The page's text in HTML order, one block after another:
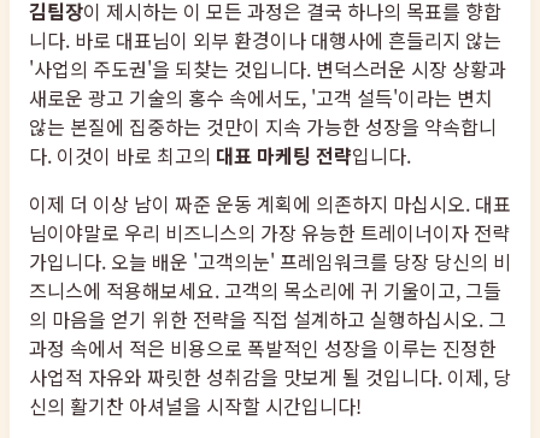
김팀장이 제시하는 이 모든 과정은 결국 하나의 목표를 향합
니다. 바로 대표님이 외부 환경이나 대행사에 흔들리지 않는
'사업의 주도권'을 되찾는 것입니다. 변덕스러운 시장 상황과
새로운 광고 기술의 홍수 속에서도, '고객 설득'이라는 변치
않는 본질에 집중하는 것만이 지속 가능한 성장을 약속합니
다. 이것이 바로 최고의 대표 마케팅 전략입니다.
이제 더 이상 남이 짜준 운동 계획에 의존하지 마십시오. 대표
님이야말로 우리 비즈니스의 가장 유능한 트레이너이자 전략
가입니다. 오늘 배운 '고객의눈' 프레임워크를 당장 당신의 비
즈니스에 적용해보세요. 고객의 목소리에 귀 기울이고, 그들
의 마음을 얻기 위한 전략을 직접 설계하고 실행하십시오. 그
과정 속에서 적은 비용으로 폭발적인 성장을 이루는 진정한
사업적 자유와 짜릿한 성취감을 맛보게 될 것입니다. 이제, 당
신의 활기찬 아셔널을 시작할 시간입니다!